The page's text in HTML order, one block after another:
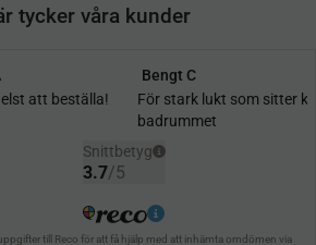
tycker våra kunder